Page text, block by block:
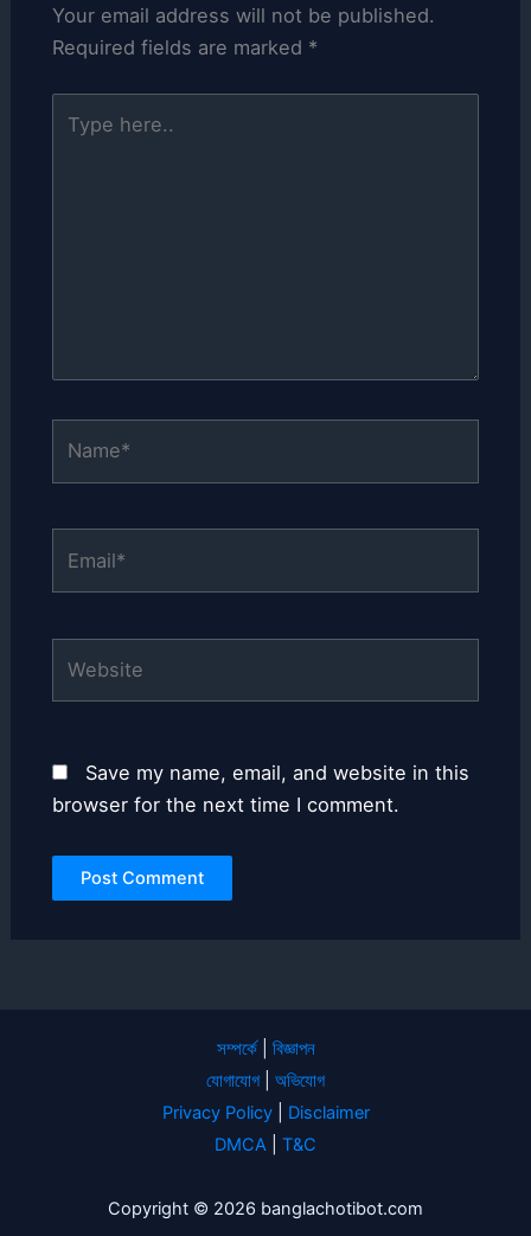
Your email address will not be published.
Required fields are marked *
here..
Save my name, email, and website in this
browser for the next time I comment.
সম্পর্কে| বিজ্ঞাপন
যোগাযোগ
অভিযোগ
Privacy Policy| Disclaimer
DMCA
T&C
Copyright © 2026 banglachotibot.com